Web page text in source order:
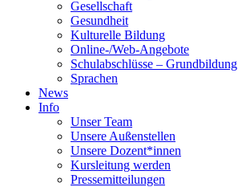
Gesellschaft
Gesundheit
Kulturelle Bildung
Online-/Web-Angebote
Schulabschlüsse – Grundbildung
Sprachen
News
Info
Unser Team
Unsere Außenstellen
Unsere Dozent*innen
Kursleitung werden
Pressemitteilungen